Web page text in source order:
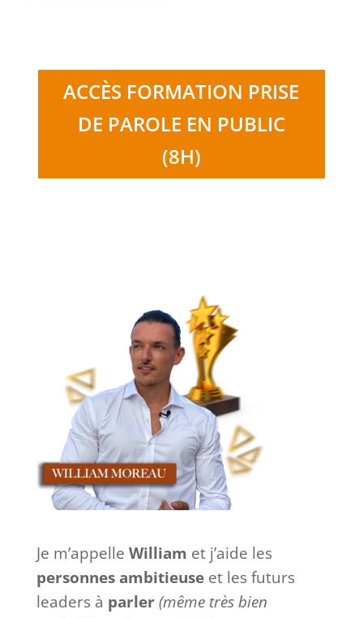
ACCÈS FORMATION PRISE
DE PAROLE EN PUBLIC
(8H)
Je m’appelle William et j’aide les
personnes ambitieuseet les futurs
leaders à parler (même très bien